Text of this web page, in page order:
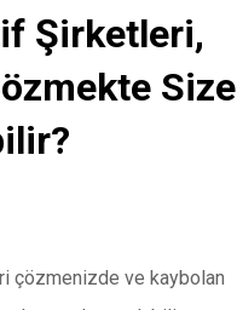
Şirketleri,
Size
çözmenizde ve kaybolan